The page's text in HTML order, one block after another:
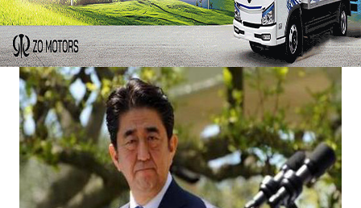
蒋丰 日本新闻 政治焦点
日本华侨报网 2016/8/22 16:29:20